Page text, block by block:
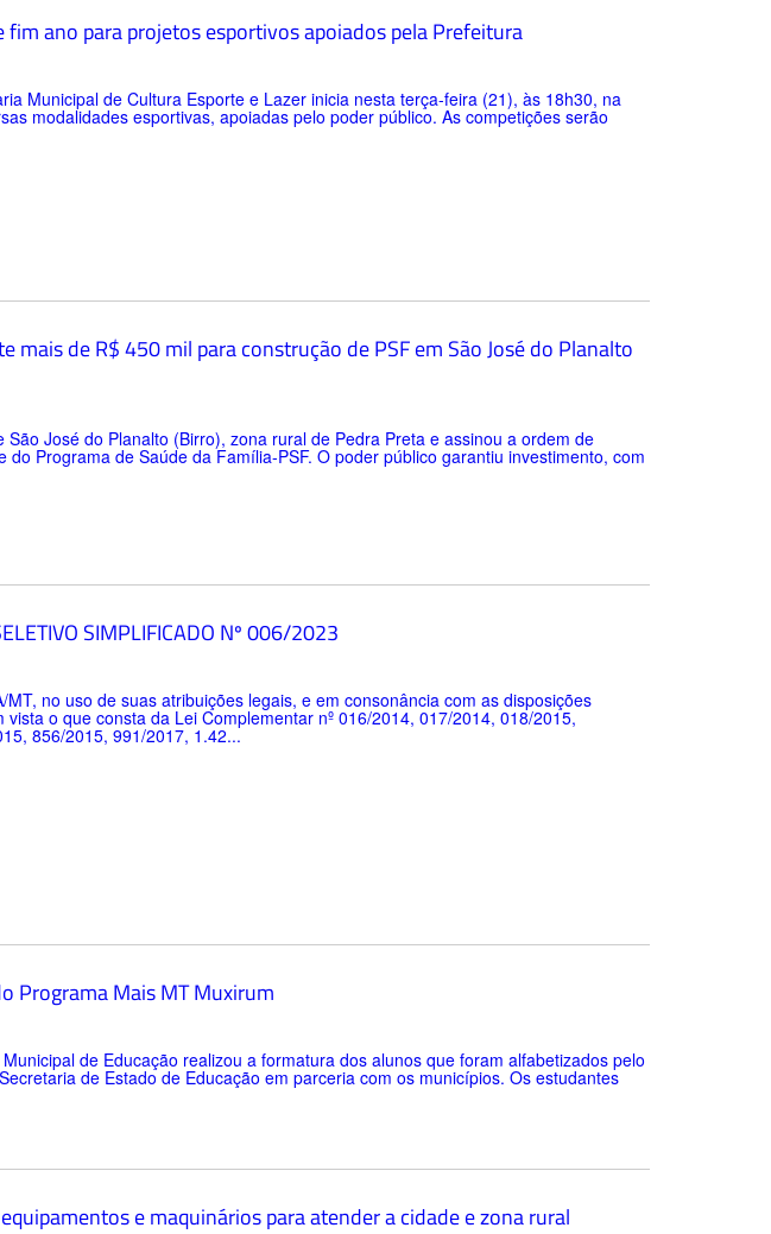
ano para projetos esportivos apoiados pela Prefeitura
Municipal de Cultura Esporte e Lazer inicia nesta terça-feira (21), às 18h30, na
modalidades esportivas, apoiadas pelo poder público. As competições serão
mais de R$ 450 mil para construção de PSF em São José do Planalto
José do Planalto (Birro), zona rural de Pedra Preta e assinou a ordem de
Programa de Saúde da Família-PSF. O poder público garantiu investimento, com
SIMPLIFICADO Nº 006/2023
MT, no uso de suas atribuições legais, e em consonância com as disposições
o que consta da Lei Complementar nº 016/2014, 017/2014, 018/2015,
856/2015, 991/2017, 1.42...
Programa Mais MT Muxirum
de Educação realizou a formatura dos alunos que foram alfabetizados pelo
de Estado de Educação em parceria com os municípios. Os estudantes
e maquinários para atender a cidade e zona rural